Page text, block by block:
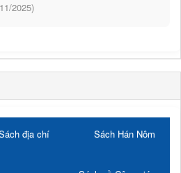
2025)
địa chí Sách Hán Nôm